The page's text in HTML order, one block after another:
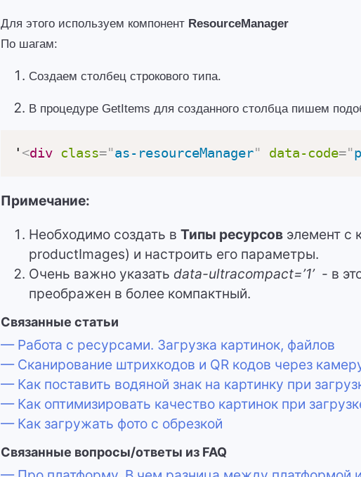
Для этого используем компонент ResourceManager
По шагам:
Создаем столбец строкового типа.
В процедуре GetItems для созданного столбца пишем
' <div class="as-resourceManager" data-code="
Примечание:
Необходимо создать в Типы ресурсов элемент с
productImages) и настроить его параметры.
Очень важно указать data-ultracompact=’1’- в
преображен в более компактный.
Связанные статьи
— Работа с ресурсами. Загрузка картинок, файлов
— Сканирование штрихкодов и QR кодов через
— Как поставить водяной знак на картинку при
— Как оптимизировать качество картинок при
— Как загружать фото с обрезкой
Связанные вопросы/ответы из FAQ